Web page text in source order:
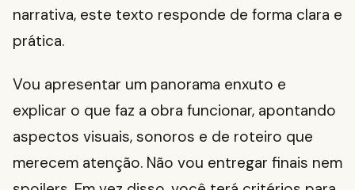
narrativa, este texto responde de forma clara e
prática.
Vou apresentar um panorama enxuto e
explicar o que faz a obra funcionar, apontando
aspectos visuais, sonoros e de roteiro que
merecem atenção. Não vou entregar finais nem